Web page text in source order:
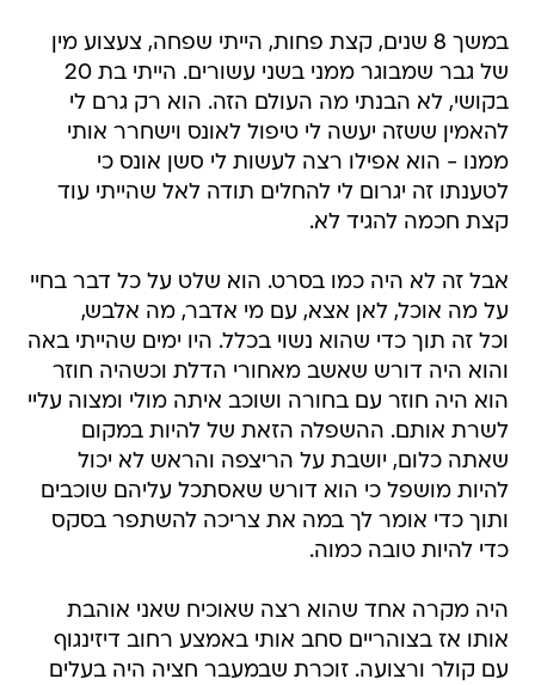
במשך 8 שנים, קצת פחות, הייתי שפחה, צעצוע מין
של גבר שמבוגר ממני בשני עשורים. הייתי בת 20
בקושי, לא הבנתי מה העולם הזה. הוא רק גרם לי
להאמין ששזה יעשה לי טיפול לאונס וישחרר אותי
ממנו - הוא אפילו רצה לעשות לי סשן אונס כי
לטענתו זה יגרום לי להחלים תודה לאל שהייתי עוד
קצת חכמה להגיד לא.
אבל זה לא היה כמו בסרט. הוא שלט על כל דבר בחיי
על מה אוכל, לאן אצא, עם מי אדבר, מה אלבש,
וכל זה תוך כדי שהוא נשוי בכלל. היו ימים שהייתי באה
והוא היה דורש שאשב מאחורי הדלת וכשהיה חוזר
הוא היה חוזר עם בחורה ושוכב איתה מולי ומצוה עליי
לשרת אותם. ההשפלה הזאת של להיות במקום
שאתה כלום, יושבת על הריצפה והראש לא יכול
להיות מושפל כי הוא דורש שאסתכל עליהם שוכבים
ותוך כדי אומר לך במה את צריכה להשתפר בסקס
כדי להיות טובה כמוה.
היה מקרה אחד שהוא רצה שאוכיח שאני אוהבת
אותו אז בצוהריים סחב אותי באמצע רחוב דיזינגוף
עם קולר ורצועה. זוכרת שבמעבר חציה היה בעלים